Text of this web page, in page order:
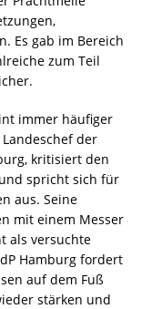
Es gab im Bereich
zum Teil
immer häufiger
der
kritisiert den
spricht sich für
aus. Seine
mit einem Messer
als versuchte
Hamburg fordert
auf dem Fuß
stärken und